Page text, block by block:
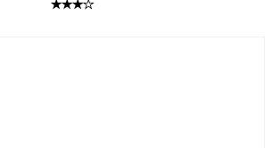
★★★☆